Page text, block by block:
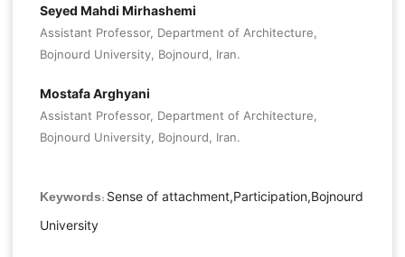
Seyed Mahdi Mirhashemi
Assistant Professor, Department of Architecture,
Bojnourd University, Bojnourd, Iran.
Mostafa Arghyani
Assistant Professor, Department of Architecture,
Bojnourd University, Bojnourd, Iran.
Keywords: Sense of attachment,Participation,Bojnourd
University